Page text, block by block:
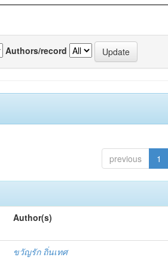
Authors/record
previous 1
Author(s)
ขวัญรัก ถิ่นเทศ